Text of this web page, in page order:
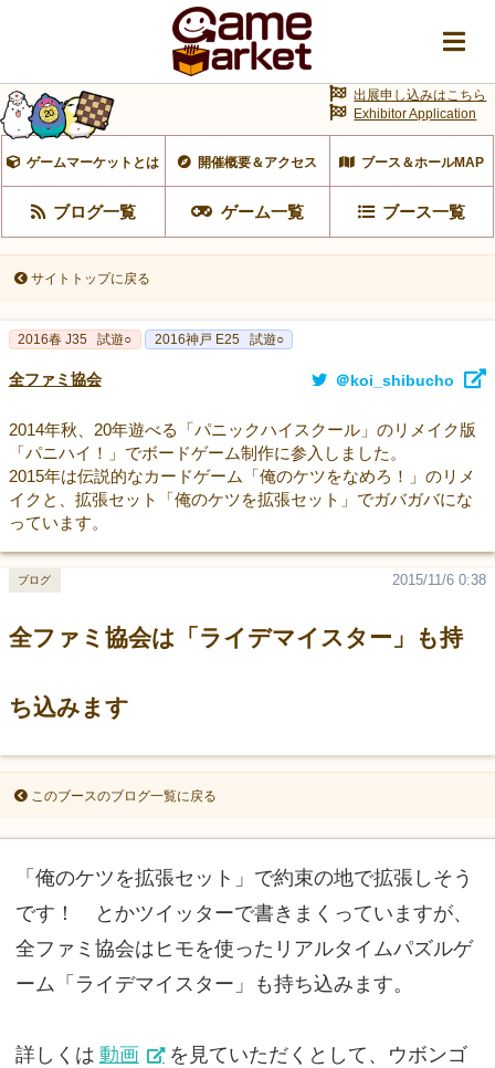
ゲームマーケットとは 開催概要＆アクセス ブース＆ホールMAP
ブログ一覧 ゲーム一覧 ブース一覧
出展申し込みはこちら
Exhibitor Application
サイトトップに戻る
2016春 J35 試遊○ 2016神戸 E25 試遊○
全ファミ協会 ＠koi_shibucho
2014年秋、20年遊べる「パニックハイスクール」のリメイク版
「パニハイ！」でボードゲーム制作に参入しました。
2015年は伝説的なカードゲーム「俺のケツをなめろ！」のリメ
イクと、拡張セット「俺のケツを拡張セット」でガバガバにな
っています。
全ファミ協会は「ライデマイスター」も持
ち込みます
2015/11/6 0:38
ブログ
このブースのブログ一覧に戻る
「俺のケツを拡張セット」で約束の地で拡張しそう
です！ とかツイッターで書きまくっていますが、
全ファミ協会はヒモを使ったリアルタイムパズルゲ
ーム「ライデマイスター」も持ち込みます。
詳しくは 動画
を見ていただくとして、ウボンゴ